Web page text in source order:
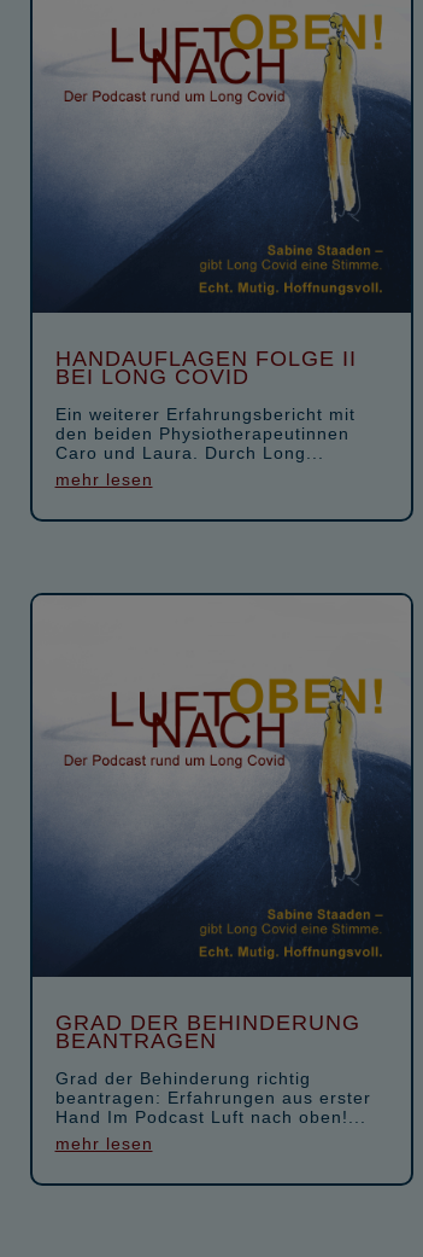
HANDAUFLAGEN FOLGE II
BEI LONG COVID
Ein weiterer Erfahrungsbericht mit
den beiden Physiotherapeutinnen
Caro und Laura. Durch Long...
mehr lesen
GRAD DER BEHINDERUNG
BEANTRAGEN
Grad der Behinderung richtig
beantragen: Erfahrungen aus erster
Hand Im Podcast Luft nach oben!...
mehr lesen